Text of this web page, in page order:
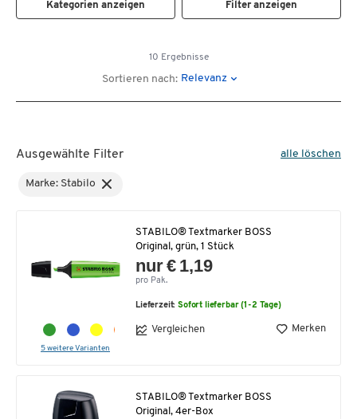
Kategorien anzeigen Filter anzeigen
10 Ergebnisse
Sortieren nach: Relevanz
Ausgewählte Filter alle löschen
Marke: Stabilo
5 weitere Varianten
STABILO® Textmarker BOSS
Original, grün, 1 Stück
nur € 1,19
pro Pak.
Lieferzeit:Sofort lieferbar (1-2 Tage)
Vergleichen Merken
STABILO® Textmarker BOSS
Original, 4er-Box